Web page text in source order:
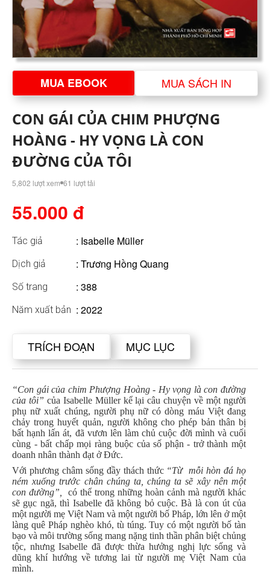
MUA EBOOK MUA SÁCH IN
CON GÁI CỦA CHIM PHƯỢNG
HOÀNG - HY VỌNG LÀ CON
ĐƯỜNG CỦA TÔI
5,802 lượt xem 61 lượt tải
55.000 đ
Tác giả : Isabelle Müller
Dịch giả : Trương Hồng Quang
Số trang : 388
Năm xuất bản : 2022
TRÍCH ĐOẠN MỤC LỤC
“Con gái của chim Phượng Hoàng - Hy vọng là con đường
của tôi” của Isabelle Müller kể lại câu chuyện về một người
phụ nữ xuất chúng, người phụ nữ có dòng máu Việt đang
chảy trong huyết quản, người không cho phép bản thân bị
bất hạnh lấn át, đã vươn lên làm chủ cuộc đời mình và cuối
cùng - bất chấp mọi ràng buộc của số phận - trở thành một
doanh nhân thành đạt ở Đức.
Với phương châm sống đầy thách thức “Từ mỗi hòn đá họ
ném xuống trước chân chúng ta, chúng ta sẽ xây nên một
con đường”,
có thể trong những hoàn cảnh mà người khác
sẽ gục ngã, thì Isabelle đã không bỏ cuộc. Bà là con út của
một người mẹ Việt Nam và một người bố Pháp, lớn lên ở một
làng quê Pháp nghèo khó, tù túng. Tuy có một người bố tàn
bạo và môi trường sống mang nặng tinh thần phân biệt chủng
tộc, nhưng Isabelle đã được thừa hưởng nghị lực sống và
dũng khí hướng về tương lai từ người mẹ Việt Nam của
mình.